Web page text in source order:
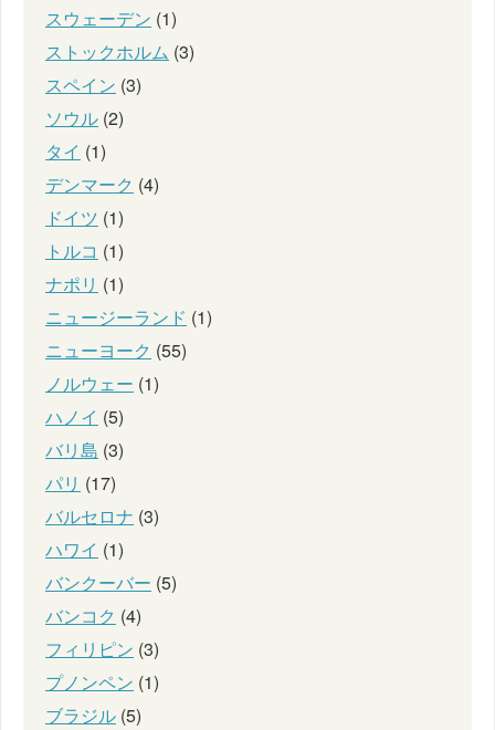
スウェーデン (1)
ストックホルム (3)
スペイン (3)
ソウル (2)
タイ (1)
デンマーク (4)
ドイツ (1)
トルコ (1)
ナポリ (1)
ニュージーランド (1)
ニューヨーク (55)
ノルウェー (1)
ハノイ (5)
バリ島 (3)
パリ (17)
バルセロナ (3)
ハワイ (1)
バンクーバー (5)
バンコク (4)
フィリピン (3)
プノンペン (1)
ブラジル (5)